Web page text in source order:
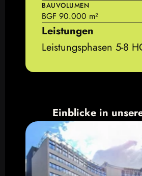
BAUVOLUMEN
BGF 90.000 m²
Leistungen
Leistungsphasen 5-8
Einblicke in